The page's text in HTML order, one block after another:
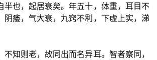
半也，起居衰矣。年五十，体重，耳目不
阴痿，气大衰，九窍不利，下虚上实，涕
知则老，故同出而名异耳。智者察同，